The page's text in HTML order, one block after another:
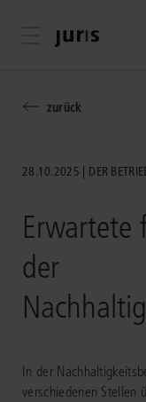
Menü öffnen
zurück
28.10.2025 DER
Erwartete
der
In der
verschiedenen Stellen